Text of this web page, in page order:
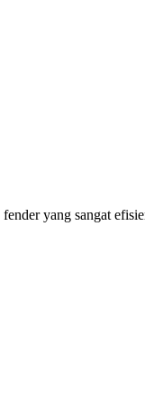
yang sangat